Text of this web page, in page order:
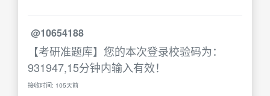
@10654188
【考研准题库】您的本次登录校验码为：
931947,15分钟内输入有效！
接收时间: 105天前